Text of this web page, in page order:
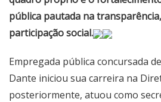
pública pautada na
participação social.
Empregada pública concursada
Dante iniciou sua carreira na
posteriormente, atuou como